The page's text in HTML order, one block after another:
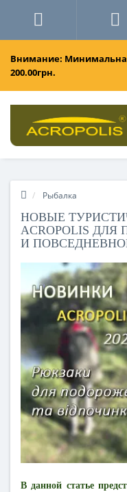
Внимание:
200.00грн.
Рыбалка
НОВЫЕ
ACROPOLIS
И
В данной статье